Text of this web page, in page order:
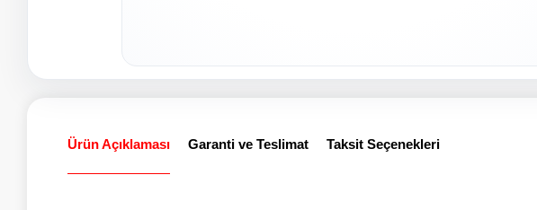
Ürün Açıklaması Garanti ve Teslimat Taksit Seçenekleri